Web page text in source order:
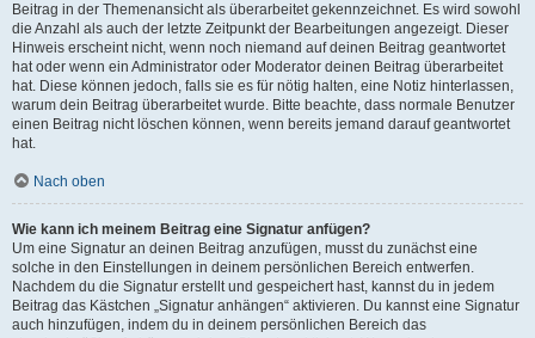
Beitrag in der Themenansicht als überarbeitet gekennzeichnet. Es wird sowohl
die Anzahl als auch der letzte Zeitpunkt der Bearbeitungen angezeigt. Dieser
Hinweis erscheint nicht, wenn noch niemand auf deinen Beitrag geantwortet
hat oder wenn ein Administrator oder Moderator deinen Beitrag überarbeitet
hat. Diese können jedoch, falls sie es für nötig halten, eine Notiz hinterlassen,
warum dein Beitrag überarbeitet wurde. Bitte beachte, dass normale Benutzer
einen Beitrag nicht löschen können, wenn bereits jemand darauf geantwortet
hat.
Nach oben
Wie kann ich meinem Beitrag eine Signatur anfügen?
Um eine Signatur an deinen Beitrag anzufügen, musst du zunächst eine
solche in den Einstellungen in deinem persönlichen Bereich entwerfen.
Nachdem du die Signatur erstellt und gespeichert hast, kannst du in jedem
Beitrag das Kästchen „Signatur anhängen“ aktivieren. Du kannst eine Signatur
auch hinzufügen, indem du in deinem persönlichen Bereich das